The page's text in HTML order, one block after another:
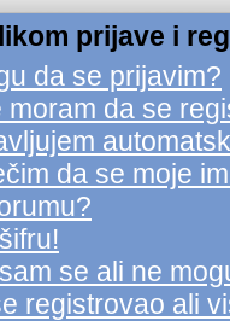
prijave i
da se prijavim?
moram da se
da se moje
se ali ne
registrovao ali